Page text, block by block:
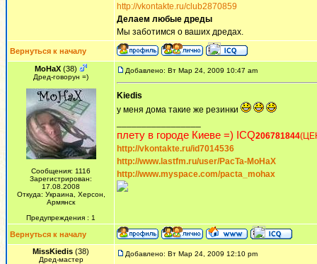
http://vkontakte.ru/club2870859
Делаем любые дреды
Мы заботимся о ваших дредах.
Вернуться к началу
MoHaX (38)
Дред-говорун =)
Сообщения: 1116
Зарегистрирован:
17.08.2008
Откуда: Украина, Херсон,
Армянск
Предупреждения : 1
Добавлено: Вт Мар 24, 2009 10:47 am
Kiedis
у меня дома такие же резинки
плету в городе Киеве =) ICQ206781844
http://vkontakte.ru/id7014536
http://www.lastfm.ru/user/PacTa-MoHaX
http://www.myspace.com/pacta_mohax
Вернуться к началу
MissKiedis (38)
Дред-мастер
Добавлено: Вт Мар 24, 2009 12:10 pm